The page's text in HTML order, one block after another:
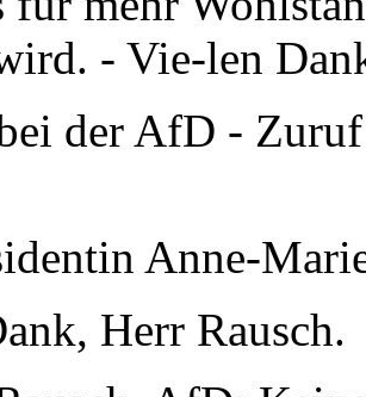
- Vie-len
der AfD -
Anne-
Herr Rausch.